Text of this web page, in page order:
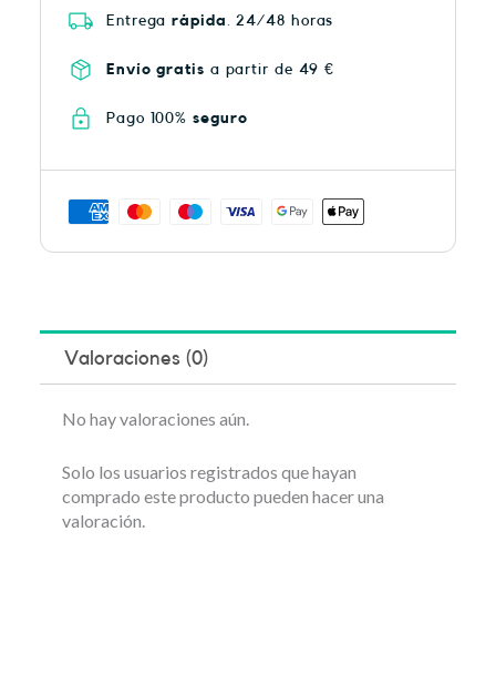
Entregarápida . 24/48 horas
Envío gratis a partir de 49 €
Pago 100% seguro
Valoraciones (0)
No hay valoraciones aún.
Solo los usuarios registrados que hayan
comprado este producto pueden hacer una
valoración.